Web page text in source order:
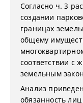
Согласно ч. 3
создании
границах
общему
соответствии с
земельным
Анализ
обязанность